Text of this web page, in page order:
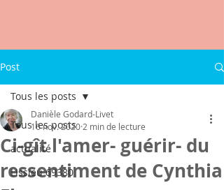
Post
Tous les posts
actualité
Lissieu 69380
Tous les posts
Ci-gît l'amer- guérir- du
ressentiment de Cynthia
Danièle Godard-Livet
16 nov. 2020 2 min de lecture